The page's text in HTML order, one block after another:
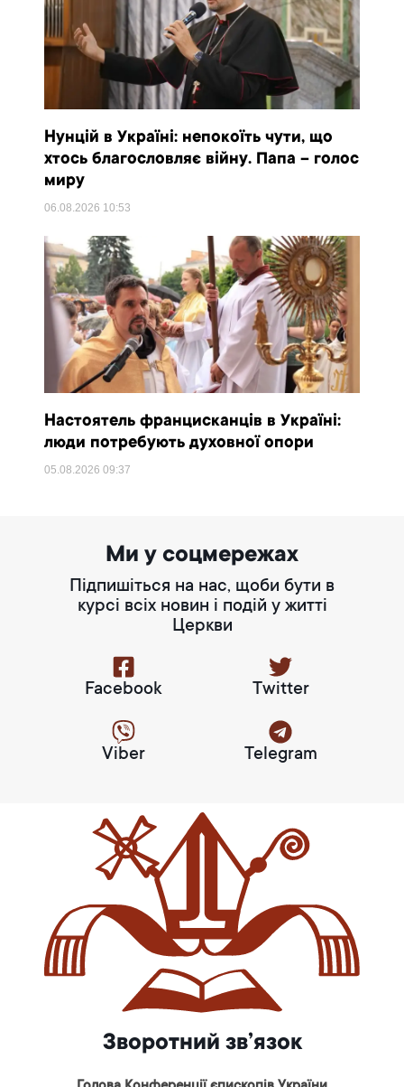
Нунцій в Україні: непокоїть чути, що
хтось благословляє війну. Папа – голос
миру
06.08.2026 10:53
Настоятель францисканців в Україні:
люди потребують духовної опори
05.08.202609:37
Ми у соцмережах
Підпишіться на нас, щоби бути в
курсі всіх новин і подій у житті
Церкви
Facebook Twitter
Viber Telegram
Зворотний зв’язок